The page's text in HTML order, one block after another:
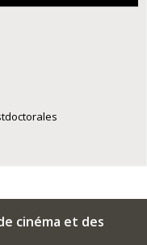
cinéma et des